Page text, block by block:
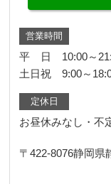
営業時間
平 日 10:00～
土日祝 9:00～
定休日
お昼休みなし・不
〒422-8076静岡県